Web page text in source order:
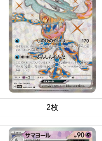
2枚